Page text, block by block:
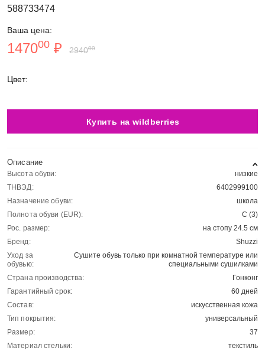
588733474
Ваша цена:
147000 ₽ 294000
Цвет:
Купить на wildberries
Описание
Высота обуви:
низкие
ТНВЭД:
6402999100
Назначение обуви:
школа
Полнота обуви (EUR):
С (3)
Рос. размер:
на стопу 24.5 см
Бренд:
Shuzzi
Уход за
обувью:
Сушите обувь только при комнатной температуре или
специальными сушилками
Страна производства:
Гонконг
Гарантийный срок:
60 дней
Состав:
искусственная кожа
Тип покрытия:
универсальный
Размер:
37
Материал стельки:
текстиль